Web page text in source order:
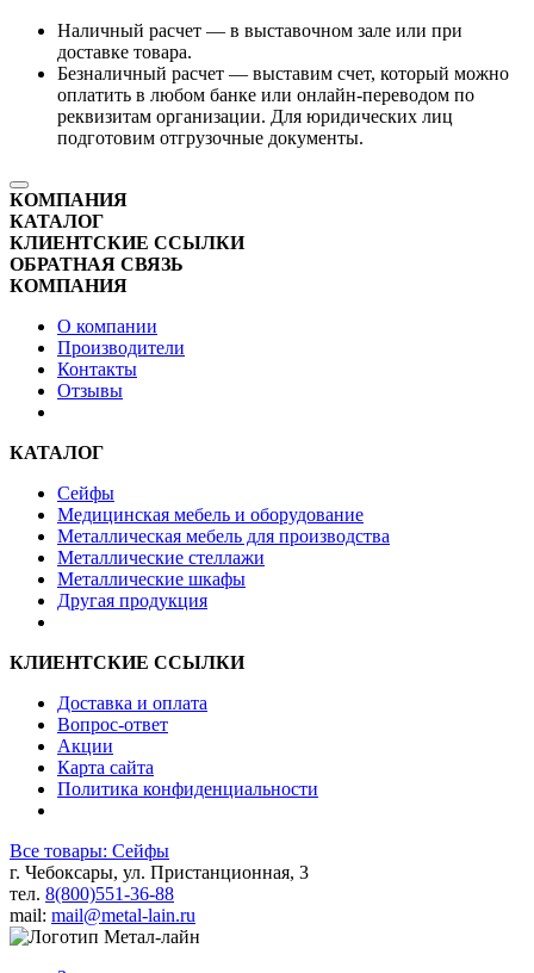
Наличный расчет — в выставочном зале или при
доставке товара.
Безналичный расчет — выставим счет, который можно
оплатить в любом банке или онлайн-переводом по
реквизитам организации. Для юридических лиц
подготовим отгрузочные документы.
КОМПАНИЯ
КАТАЛОГ
КЛИЕНТСКИЕ ССЫЛКИ
ОБРАТНАЯ СВЯЗЬ
КОМПАНИЯ
О компании
Производители
Контакты
Отзывы
КАТАЛОГ
Сейфы
Медицинская мебель и оборудование
Металлическая мебель для производства
Металлические стеллажи
Металлические шкафы
Другая продукция
КЛИЕНТСКИЕ ССЫЛКИ
Доставка и оплата
Вопрос-ответ
Акции
Карта сайта
Политика конфиденциальности
Все товары: Сейфы
г. Чебоксары, ул. Пристанционная, 3
тел. 8(800)551-36-88
mail: mail@metal-lain.ru